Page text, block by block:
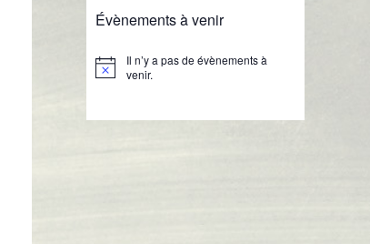
Évènements à venir
Il n’y a pas de évènements à
venir.